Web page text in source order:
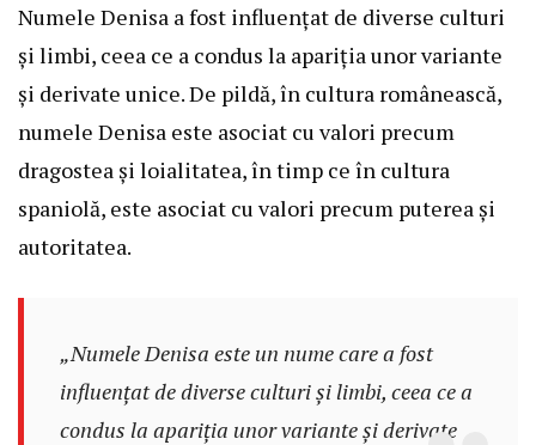
Numele Denisa a fost influențat de diverse culturi
și limbi, ceea ce a condus la apariția unor variante
și derivate unice. De pildă, în cultura românească,
numele Denisa este asociat cu valori precum
dragostea și loialitatea, în timp ce în cultura
spaniolă, este asociat cu valori precum puterea și
autoritatea.
„Numele Denisa este un nume care a fost
influențat de diverse culturi și limbi, ceea ce a
condus la apariția unor variante și derivate